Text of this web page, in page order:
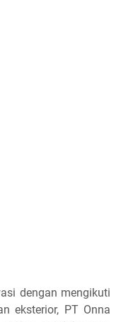
dengan mengikuti
eksterior, PT Onna